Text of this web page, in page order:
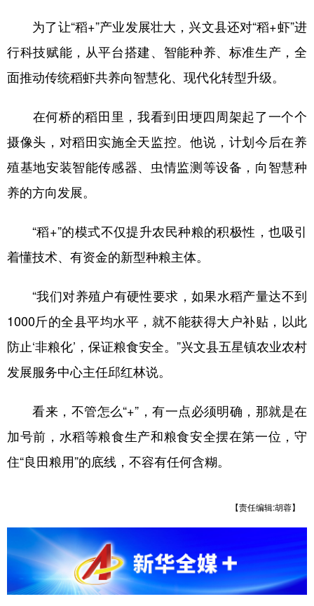
为了让“稻+”产业发展壮大，兴文县还对“稻+虾”进
行科技赋能，从平台搭建、智能种养、标准生产，全
面推动传统稻虾共养向智慧化、现代化转型升级。
在何桥的稻田里，我看到田埂四周架起了一个个
摄像头，对稻田实施全天监控。他说，计划今后在养
殖基地安装智能传感器、虫情监测等设备，向智慧种
养的方向发展。
“稻+”的模式不仅提升农民种粮的积极性，也吸引
着懂技术、有资金的新型种粮主体。
“我们对养殖户有硬性要求，如果水稻产量达不到
1000斤的全县平均水平，就不能获得大户补贴，以此
防止‘非粮化’，保证粮食安全。”兴文县五星镇农业农村
发展服务中心主任邱红林说。
看来，不管怎么“+”，有一点必须明确，那就是在
加号前，水稻等粮食生产和粮食安全摆在第一位，守
住“良田粮用”的底线，不容有任何含糊。
【责任编辑:胡蓉】